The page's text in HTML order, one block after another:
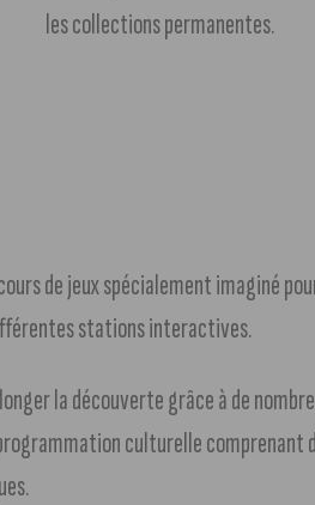
les collections permanentes.
de jeux spécialement imaginé
stations interactives.
la découverte grâce à de
culturelle comprenant